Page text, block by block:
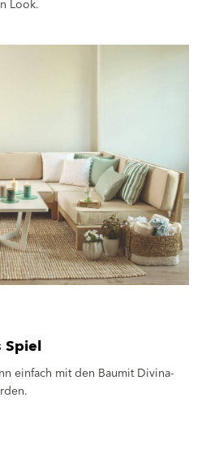
Look.
Spiel
einfach mit den Baumit Divina-